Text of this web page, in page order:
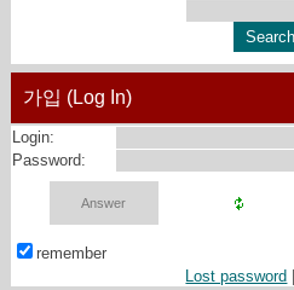
가입 (Log In)
Login:
Password:
remember
Lost password